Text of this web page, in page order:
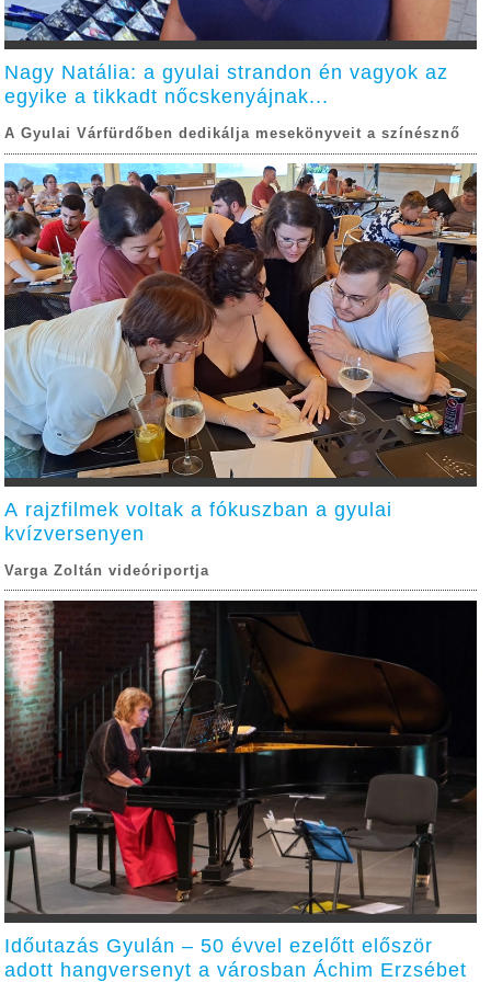
Nagy Natália: a gyulai strandon én vagyok az
egyike a tikkadt nőcskenyájnak...
A Gyulai Várfürdőben dedikálja mesekönyveit a színésznő
A rajzfilmek voltak a fókuszban a gyulai
kvízversenyen
Varga Zoltán videóriportja
Időutazás Gyulán – 50 évvel ezelőtt először
adott hangversenyt a városban Áchim Erzsébet